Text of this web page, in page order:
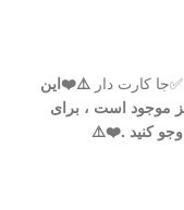
کارت دار ⚠️❤️این
موجود است ، برای
وجو کنید .❤️⚠️